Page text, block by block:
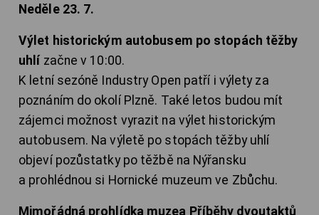
Neděle 23. 7.
Výlet historickým autobusem po stopách těžby
uhlí začne v 10:00.
K letní sezóně Industry Open patří i výlety za
poznáním do okolí Plzně. Také letos budou mít
zájemci možnost vyrazit na výlet historickým
autobusem. Na výletě po stopách těžby uhlí
objeví pozůstatky po těžbě na Nýřansku
a prohlédnou si Hornické muzeum ve Zbůchu.
Mimořádná prohlídka muzea Příběhy dvoutaktů